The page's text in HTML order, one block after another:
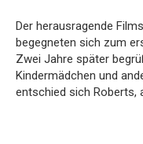
Der herausragende
begegneten sich zum
Zwei Jahre später
Kindermädchen und
entschied sich Roberts,